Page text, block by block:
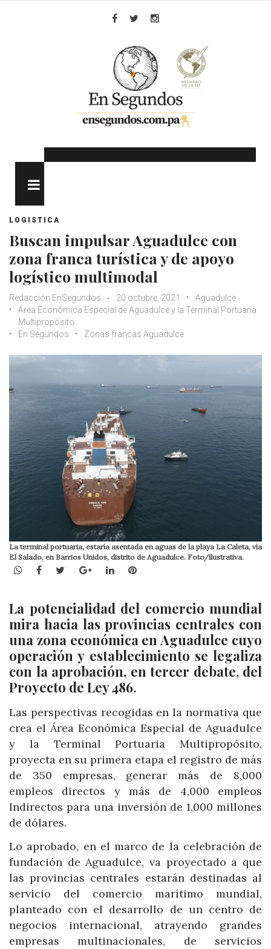
LOGISTICA
Buscan impulsar Aguadulce con
zona franca turística y de apoyo
logístico multimodal
Redacción EnSegundos 20 octubre, 2021
Aguadulce
Área Económica Especial de Aguadulce y la Terminal Portuaria
Multipropósito
En Segundos
Zonas francas Aguadulce
La terminal portuaria, estaría asentada en aguas de la playa La Caleta, vía
El Salado, en Barrios Unidos, distrito de Aguadulce. Foto/ilustrativa.
WhatsApp
Facebook
TwitterGoogle+LinkedInPinterest
La potencialidad del comercio mundial
mira hacia las provincias centrales con
una zona económica en Aguadulce cuyo
operación y establecimiento se legaliza
con la aprobación, en tercer debate, del
Proyecto de Ley 486.
Las perspectivas recogidas en la normativa que
crea el Área Económica Especial de Aguadulce
y la Terminal Portuaria Multipropósito,
proyecta en su primera etapa el registro de más
de 350 empresas, generar más de 8,000
empleos directos y más de 4,000 empleos
Indirectos para una inversión de 1,000 millones
de dólares.
Lo aprobado, en el marco de la celebración de
fundación de Aguadulce, va proyectado a que
las provincias centrales estarán destinadas al
servicio del comercio marítimo mundial,
planteado con el desarrollo de un centro de
negocios internacional, atrayendo grandes
empresas multinacionales, de servicios